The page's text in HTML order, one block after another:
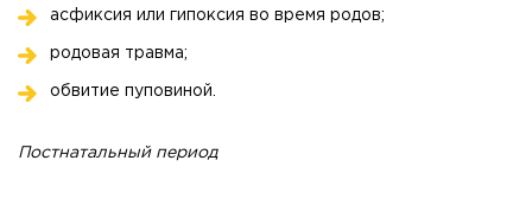
асфиксия или гипоксия во время родов;
родовая травма;
обвитие пуповиной.
Постнатальный период